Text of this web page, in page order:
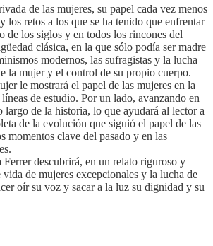
de las mujeres, su papel cada vez menos
los retos a los que se ha tenido que enfrentar
de los siglos y en todos los rincones del
clásica, en la que sólo podía ser madre
modernos, las sufragistas y la lucha
la mujer y el control de su propio cuerpo.
le mostrará el papel de las mujeres en la
de estudio. Por un lado, avanzando en
de la historia, lo que ayudará al lector a
de la evolución que siguió el papel de las
momentos clave del pasado y en las
Ferrer descubrirá, en un relato riguroso y
vida de mujeres excepcionales y la lucha de
oír su voz y sacar a la luz su dignidad y su